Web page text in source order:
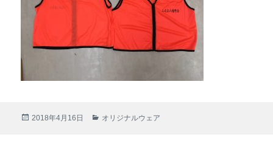
投
2018年4月16日
カ
オリジナルウェア